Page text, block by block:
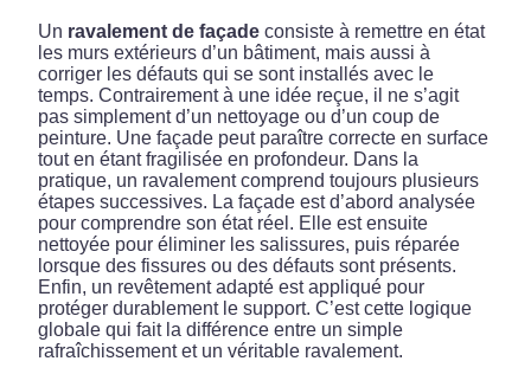
Un ravalement de façade consiste à remettre en état
les murs extérieurs d’un bâtiment, mais aussi à
corriger les défauts qui se sont installés avec le
temps. Contrairement à une idée reçue, il ne s’agit
pas simplement d’un nettoyage ou d’un coup de
peinture. Une façade peut paraître correcte en surface
tout en étant fragilisée en profondeur. Dans la
pratique, un ravalement comprend toujours plusieurs
étapes successives. La façade est d’abord analysée
pour comprendre son état réel. Elle est ensuite
nettoyée pour éliminer les salissures, puis réparée
lorsque des fissures ou des défauts sont présents.
Enfin, un revêtement adapté est appliqué pour
protéger durablement le support. C’est cette logique
globale qui fait la différence entre un simple
rafraîchissement et un véritable ravalement.